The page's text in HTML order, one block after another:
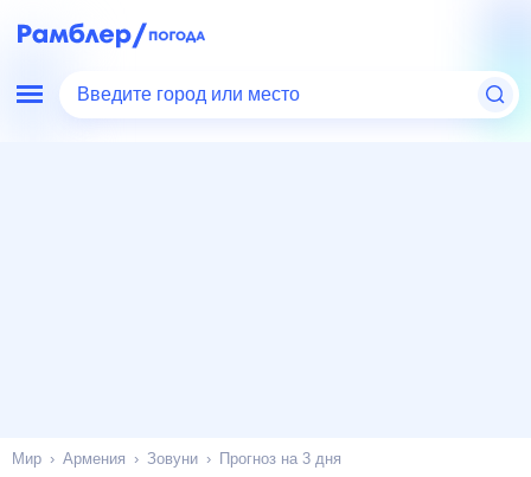
Введите город или место
Мир Армения Зовуни Прогноз на 3 дня